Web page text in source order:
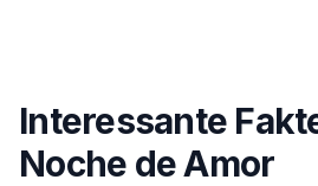
Interessante
Noche de Amor